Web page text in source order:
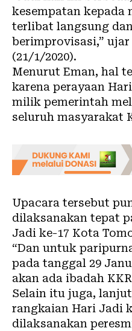
kesempatan kepada
terlibat langsung
berimprovisasi,” ujar
(21/1/2020).
Menurut Eman, hal
karena perayaan
milik pemerintah
seluruh masyarakat
Upacara tersebut
dilaksanakan tepat
Jadi ke-17 Kota
“Dan untuk
pada tanggal 29
akan ada ibadah
Selain itu juga,
rangkaian Hari Jadi
dilaksanakan